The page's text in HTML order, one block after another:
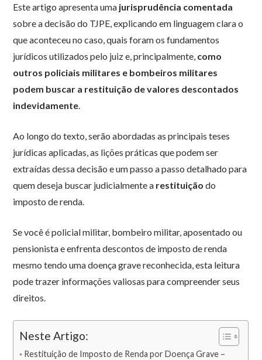
Este artigo apresenta uma jurisprudência comentada
sobre a decisão do TJPE, explicando em linguagem clara o
que aconteceu no caso, quais foram os fundamentos
jurídicos utilizados pelo juiz e, principalmente, como
outros policiais militares e bombeiros militares
podem buscar a restituição de valores descontados
indevidamente.
Ao longo do texto, serão abordadas as principais teses
jurídicas aplicadas, as lições práticas que podem ser
extraídas dessa decisão e um passo a passo detalhado para
quem deseja buscar judicialmente a restituição do
imposto de renda.
Se você é policial militar, bombeiro militar, aposentado ou
pensionista e enfrenta descontos de imposto de renda
mesmo tendo uma doença grave reconhecida, esta leitura
pode trazer informações valiosas para compreender seus
direitos.
Neste Artigo:
Restituição de Imposto de Renda por Doença Grave –